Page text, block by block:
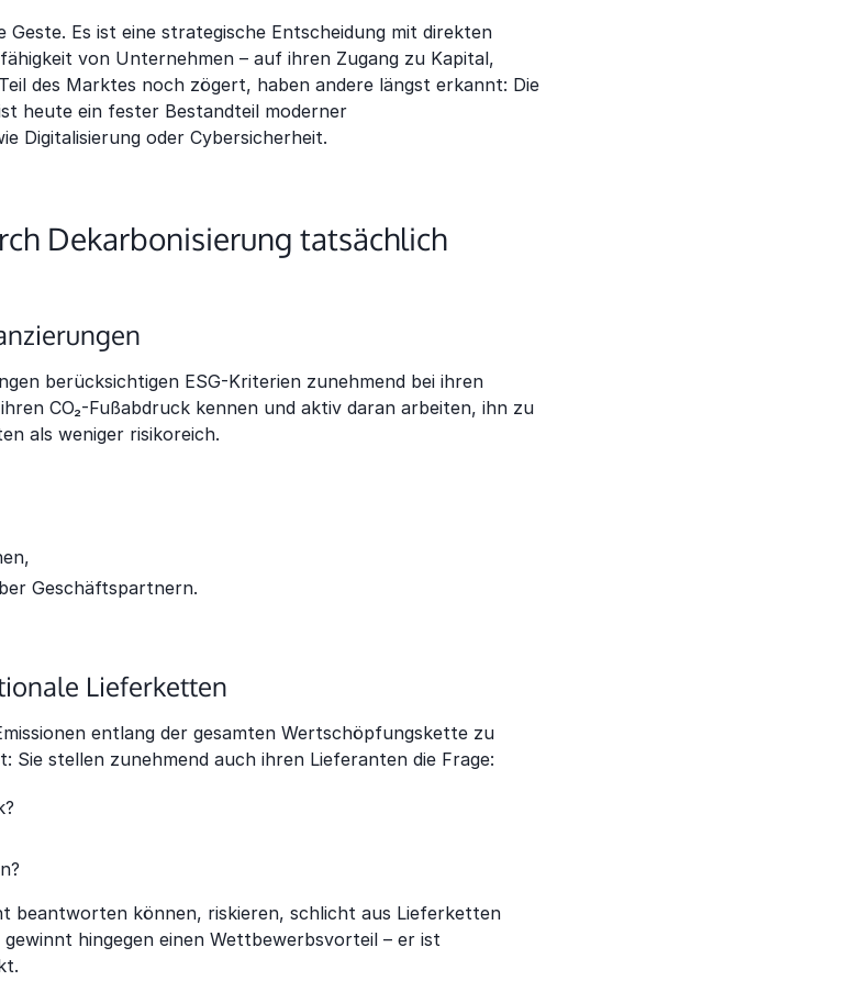
Geste. Es ist eine strategische Entscheidung mit direkten
von Unternehmen – auf ihren Zugang zu Kapital,
des Marktes noch zögert, haben andere längst erkannt: Die
heute ein fester Bestandteil moderner
Digitalisierung oder Cybersicherheit.
Dekarbonisierung tatsächlich
berücksichtigen ESG-Kriterien zunehmend bei ihren
CO₂-Fußabdruck kennen und aktiv daran arbeiten, ihn zu
als weniger risikoreich.
Geschäftspartnern.
Lieferketten
entlang der gesamten Wertschöpfungskette zu
Sie stellen zunehmend auch ihren Lieferanten die Frage:
beantworten können, riskieren, schlicht aus Lieferketten
hingegen einen Wettbewerbsvorteil – er ist